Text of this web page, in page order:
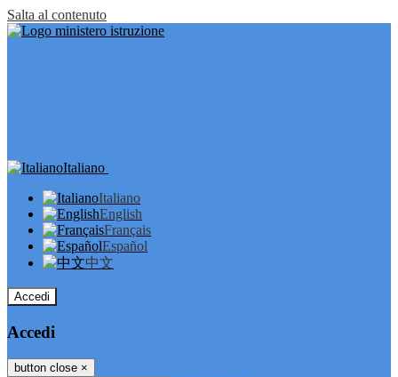
Salta al contenuto
Italiano
Italiano
English
Français
Español
中文
Accedi
Accedi
button close ×